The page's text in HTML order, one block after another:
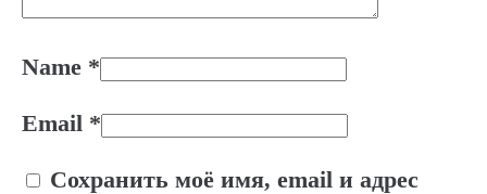
Name *
Email *
Сохранить моё имя, email и адрес